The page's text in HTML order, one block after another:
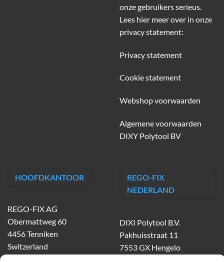
onze gebruikers serieus.
Lees hier meer over in onze
privacy statement:
Privacy statement
Cookie statement
Webshop voorwaarden
Algemene voorwaarden
DIXY Polytool BV
HOOFDKANTOOR
REGO-FIX AG
Obermattweg 60
4456 Tenniken
Switzerland
REGO-FIX
NEDERLAND
DIXI Polytool B.V.
Pakhuisstraat 11
7553 GX Hengelo